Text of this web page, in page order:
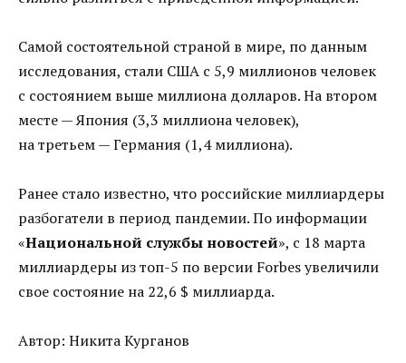
Самой состоятельной страной в мире, по данным
исследования, стали США с 5,9 миллионов человек
с состоянием выше миллиона долларов. На втором
месте — Япония (3,3 миллиона человек),
на третьем — Германия (1,4 миллиона).
Ранее стало известно, что российские миллиардеры
разбогатели в период пандемии. По информации
«Национальной службы новостей», с 18 марта
миллиардеры из топ-5 по версии Forbes увеличили
свое состояние на 22,6 $ миллиарда.
Автор: Никита Курганов